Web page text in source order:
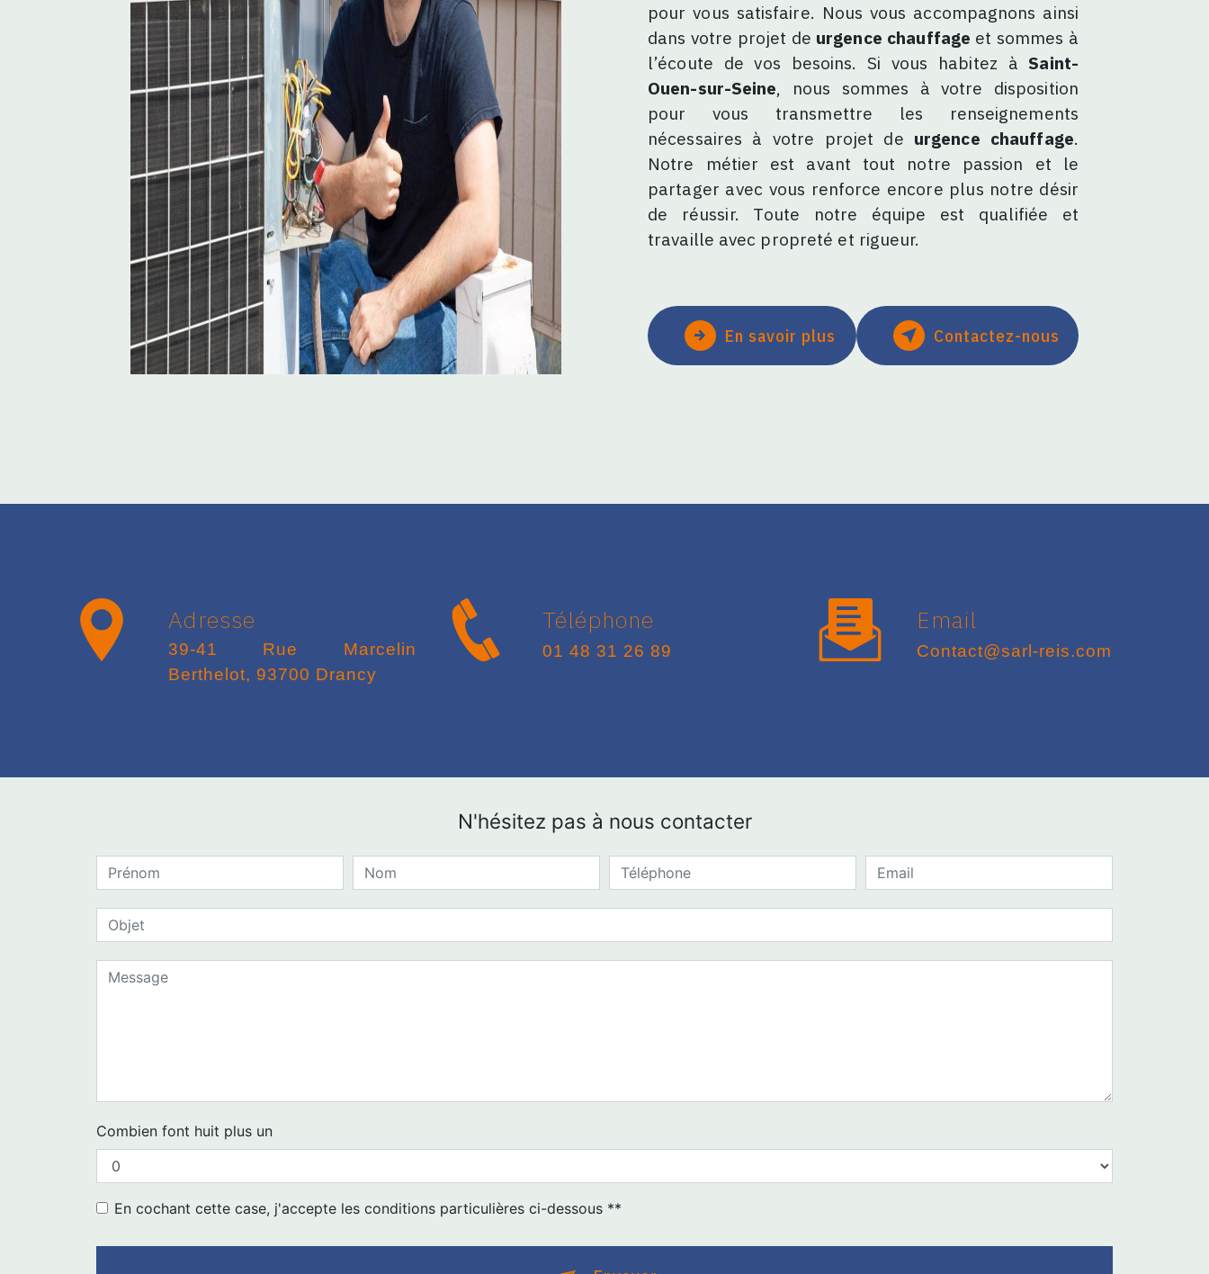
pour vous satisfaire. Nous vous accompagnons ainsi
dans votre projet de urgence chauffage et sommes à
l’écoute de vos besoins. Si vous habitez à Saint-
Ouen-sur-Seine, nous sommes à votre disposition
pour vous transmettre les renseignements
nécessaires à votre projet de urgence chauffage.
Notre métier est avant tout notre passion et le
partager avec vous renforce encore plus notre désir
de réussir. Toute notre équipe est qualifiée et
travaille avec propreté et rigueur.
En savoir plus Contactez-nous
Adresse
39-41 Rue Marcelin
Berthelot, 93700 Drancy
Téléphone
01 48 31 26 89
Email
contact@sarl-reis.com
N'hésitez pas à nous contacter
Combien font huit plus un
En cochant cette case, j'accepte les conditions particulières ci-dessous **